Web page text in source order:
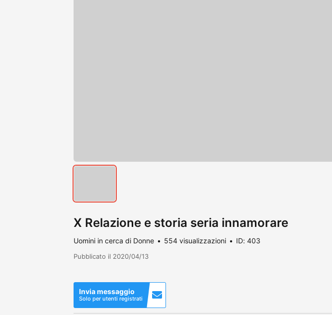
X Relazione e storia seria innamorare
Uomini in cerca di Donne 554 visualizzazioni ID: 403
Pubblicato il 2020/04/13
Invia messaggio
Solo per utenti registrati